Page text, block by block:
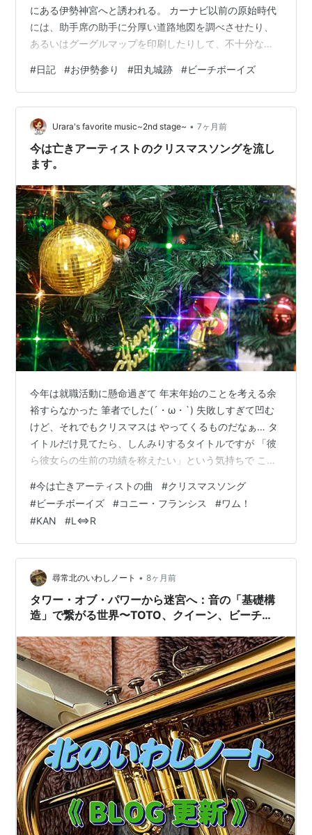
にある伊勢神宮へと誘われる。 カーナビ以前の原始時代
には、助手席の助手に分厚い道路地図を調べさせたり、
あるいはグーグルマップを印刷したりして、不十分な道
て少し近代に近づくと、スマホのカーナビを駆使して目
的地を目指したものであるが、やはり製品としてのナビ
の親切さはレベチであることに今更ながら気づかされる
のである。 新名神と伊勢道の道すがら２回ほどサービス
エリアでの休憩を挟み、最初に訪れたのは外宮。 日曜午
後ではあるが、すべての神社の上に位置する最高位…
#日記 #お伊勢参り #田丸城跡 #ビーチボーイズ
Urara's favorite music~2nd stage~ • 7ヶ月前
今は亡きアーティストのクリスマスソングを流し
ます。
今年は就職活動に懸命過ぎて 年末年始のことを考える余
裕すらなかった 筆者でした(´・ω・`) 失敗しすぎて凹む
けど、それでもクリスマスは やってくるものだなぁ… タ
イトルだけ見てたら、しんみりするタイトルですが 「彼
ら彼女らの生前の功績を称えたい」という気持ちで この
さんの曲 アメリカからもう一人 今年じゃないけど… 日本
のアーティストは2人 やはり、これは外せない。 令和の
今は？ 締め。 今年亡くなったアーティストさんの曲 2人
居ましたね。日本人ではないけど… youtu.be The Beach
Boys - 「Little Saint …
#今は亡きアーティストの曲 #クリスマスソング
#ビーチボーイズ #コニー・フランシス #ワム！
#KAN #L⇔R
尋常北のいわしノート • 8ヶ月前
タワー・オブ・パワーから迷宮へ：音の「基礎構
造」で繋がる世界〜TOTO、クイーン、ビーチ・